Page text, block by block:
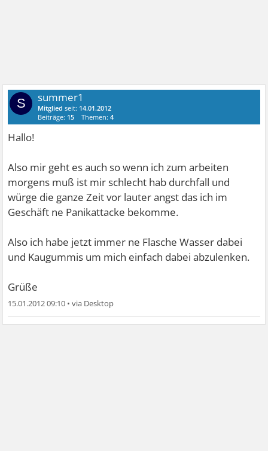
S summer1
Mitglied seit: 14.01.2012
Beiträge: 15 Themen:4
Hallo!
Also mir geht es auch so wenn ich zum arbeiten
morgens muß ist mir schlecht hab durchfall und
würge die ganze Zeit vor lauter angst das ich im
Geschäft ne Panikattacke bekomme.
Also ich habe jetzt immer ne Flasche Wasser dabei
und Kaugummis um mich einfach dabei abzulenken.
Grüße
15.01.2012 09:10 •